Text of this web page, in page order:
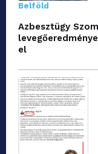
Belföld
Azbesztügy
el